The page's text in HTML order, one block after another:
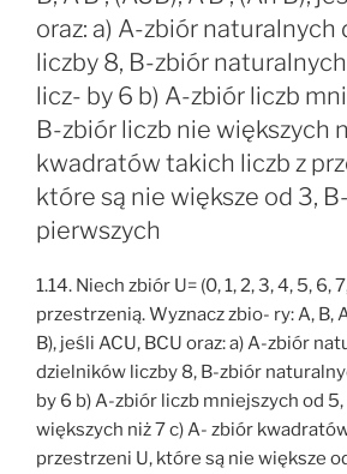
oraz: a) A-zbiór naturalnych
liczby 8, B-zbiór
licz- by 6 b) A-zbiór liczb
B-zbiór liczb nie większych
kwadratów takich liczb z
które są nie większe od 3,
pierwszych
1.14. Niech zbiór U= (0, 1, 2, 3, 4, 5, 6,
przestrzenią. Wyznacz zbio- ry: A, B,
B), jeśli ACU, BCU oraz: a) A-zbiór
dzielników liczby 8, B-zbiór
by 6 b) A-zbiór liczb mniejszych od
większych niż 7 c) A- zbiór
przestrzeni U, które są nie większe